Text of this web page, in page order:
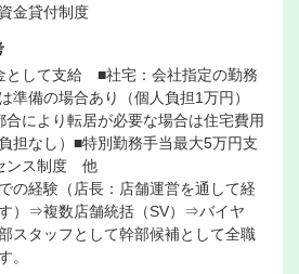
金貸付制度
として支給 ■社宅：会社指定の勤務
準備の場合あり（個人負担1万円）
により転居が必要な場合は住宅費用
担なし）■特別勤務手当最大5万円支
ンス制度 他
の経験（店長：店舗運営を通して経
）⇒複数店舗統括（SV）⇒バイヤ
スタッフとして幹部候補として全職
。